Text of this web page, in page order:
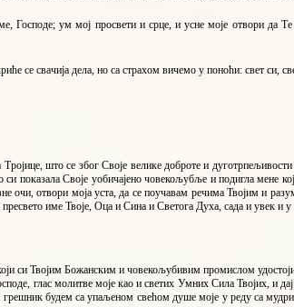
Господе; ум мој просвети и срце, и усне моје отвори да
се свачија дела, но са страхом вичемо у поноћи: свет си,
што се због Своје велике доброте и
си показала Своје уобичајено човекољубље и подигла мене
очи, отвори моја уста, да се поучавам речима Твојим и
име Твоје, Оца и Сина и Светога Духа, сада и увек и
си Твојим Божанским и човекољубивим промислом
глас молитве моје као и светих Умних Сила Твојих, и
грешник будем са упаљеном свећом душе моје у реду са